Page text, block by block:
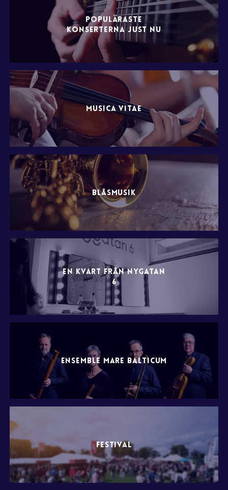
POPULÄRASTE
KONSERTERNA JUST NU
MUSICA VITAE
BLÅSMUSIK
EN KVART FRÅN NYGATAN
6
ENSEMBLE MARE BALTICUM
FESTIVAL